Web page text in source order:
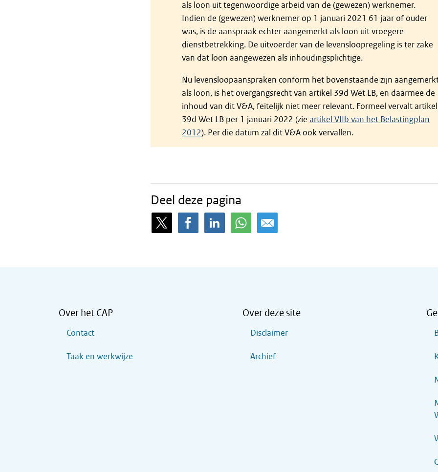
als loon uit tegenwoordige arbeid van de (gewezen) werknemer.
Indien de (gewezen) werknemer op 1 januari 2021 61 jaar of ouder
was, is de aanspraak echter aangemerkt als loon uit vroegere
dienstbetrekking. De uitvoerder van de levensloopregeling is ter zake
van dat loon aangewezen als inhoudingsplichtige.
Nu levensloopaanspraken conform het bovenstaande zijn
als loon, is het overgangsrecht van artikel 39d Wet LB, en daarmee de
inhoud van dit V&A, feitelijk niet meer relevant. Formeel vervalt artikel
39d Wet LB per 1 januari 2022 (zie artikel VIIb van het Belastingplan
2012). Per die datum zal dit V&A ook vervallen.
Deel deze pagina
Over het CAP
Contact
Taak en werkwijze
Over deze site
Disclaimer
Archief